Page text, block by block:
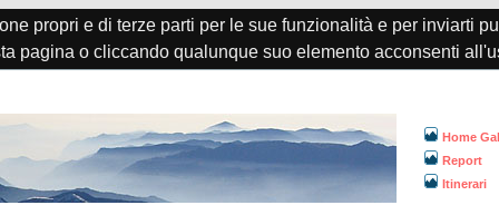
propri e di terze parti per le sue funzionalità e per inviarti
pagina o cliccando qualunque suo elemento acconsenti
Home
Report
Itinerari